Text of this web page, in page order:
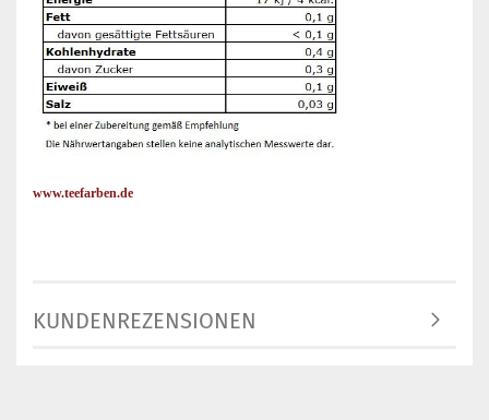
www.teefarben.de
KUNDENREZENSIONEN